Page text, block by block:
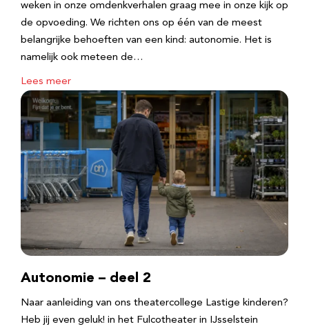
weken in onze omdenkverhalen graag mee in onze kijk op
de opvoeding. We richten ons op één van de meest
belangrijke behoeften van een kind: autonomie. Het is
namelijk ook meteen de…
Lees meer
Autonomie – deel 2
Naar aanleiding van ons theatercollege Lastige kinderen?
Heb jij even geluk! in het Fulcotheater in IJsselstein